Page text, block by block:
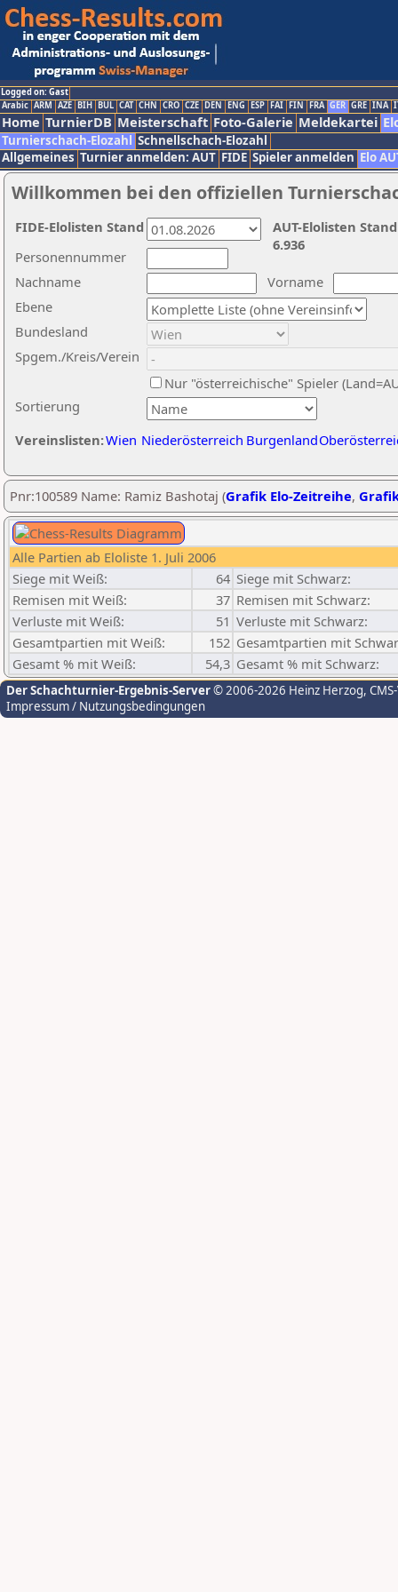
Logged on: Gast
Arabic ARM AZE BIH BUL CAT CHN CRO CZE DEN ENG ESP FAI FIN FRA GER GRE INA
Home TurnierDB Meisterschaft Foto-Galerie Meldekartei
Turnierschach-Elozahl Schnellschach-Elozahl
Allgemeines Turnier anmelden: AUT FIDE Spieler anmelden Elo
Willkommen bei den offiziellen
Nachname
Vorname
Ebene
Sortierung
Personennummer
Bundesland
Spgem./Kreis/Verein
Nur "österreichische" Spieler
Vereinslisten:Wien Niederösterreich Burgenland
AUT-Elolisten
6.936
FIDE-Elolisten Stand
Pnr:100589 Name: Ramiz Bashotaj (Grafik Elo-Zeitreihe,
Alle Partien ab Eloliste 1. Juli 2006
Siege mit Weiß:
64 Siege mit Schwarz:
Remisen mit Weiß:
37 Remisen mit Schwarz:
Verluste mit Weiß:
51 Verluste mit Schwarz:
Gesamtpartien mit Weiß:
152 Gesamtpartien mit
Gesamt % mit Weiß:
54,3 Gesamt % mit Schwarz:
Der Schachturnier-Ergebnis-Server© 2006-2026 Heinz Herzog,
Impressum / Nutzungsbedingungen